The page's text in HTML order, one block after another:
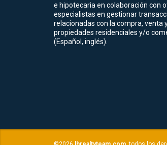
e hipotecaria en colaboración con
especialistas en gestionar
relacionadas con la compra, venta
propiedades residenciales y/o
(Español, inglés).